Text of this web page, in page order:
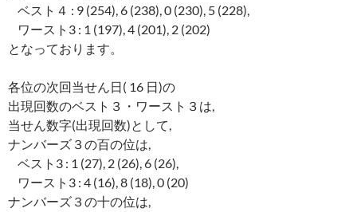
ベスト４ : 9 (254), 6 (238), 0 (230), 5 (228),
ワースト3 : 1 (197), 4 (201), 2 (202)
となっております。
各位の次回当せん日( 16 日)の
出現回数のベスト３・ワースト３は,
当せん数字(出現回数)として,
ナンバーズ３の百の位は,
ベスト3 : 1 (27), 2 (26), 6 (26),
ワースト3 : 4 (16), 8 (18), 0 (20)
ナンバーズ３の十の位は,